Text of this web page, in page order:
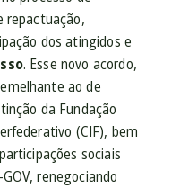
repactuação,
dos atingidos e
. Esse novo acordo,
ao de
da Fundação
(CIF), bem
sociais
renegociando